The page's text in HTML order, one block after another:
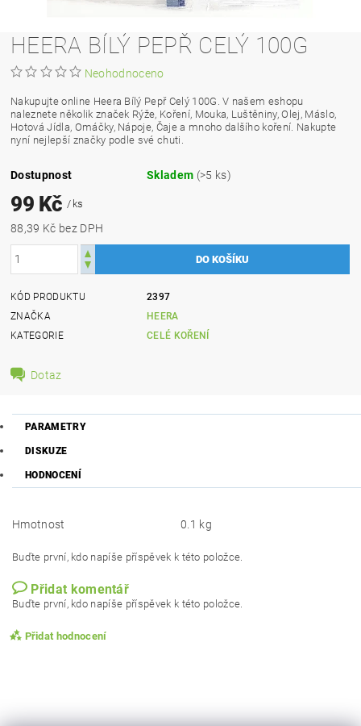
HEERA BÍLÝ PEPŘ CELÝ 100G
Neohodnoceno
Nakupujte online Heera Bílý Pepř Celý 100G. V našem eshopu
naleznete několik značek Rýže, Koření, Mouka, Luštěniny, Olej, Máslo,
Hotová Jídla, Omáčky, Nápoje, Čaje a mnoho dalšího koření. Nakupte
nyní nejlepší značky podle své chuti.
Dostupnost Skladem (>5 ks)
99 Kč/ ks
88,39 Kč bez DPH
KÓD PRODUKTU
2397
ZNAČKA
HEERA
KATEGORIE
CELÉ KOŘENÍ
Dotaz
PARAMETRY
DISKUZE
HODNOCENÍ
Hmotnost 0.1 kg
Buďte první, kdo napíše příspěvek k této položce.
Přidat komentář
Buďte první, kdo napíše příspěvek k této položce.
Přidat hodnocení